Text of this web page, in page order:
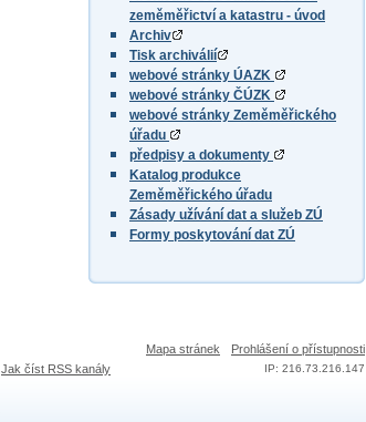
zeměměřictví a katastru - úvod
Archiv
Tisk archiválií
webové stránky ÚAZK
webové stránky ČÚZK
webové stránky Zeměměřického
úřadu
předpisy a dokumenty
Katalog produkce
Zeměměřického úřadu
Zásady užívání dat a služeb ZÚ
Formy poskytování dat ZÚ
Mapa stránek Prohlášení o přístupnosti
IP: 216.73.216.147
Jak číst RSS kanály